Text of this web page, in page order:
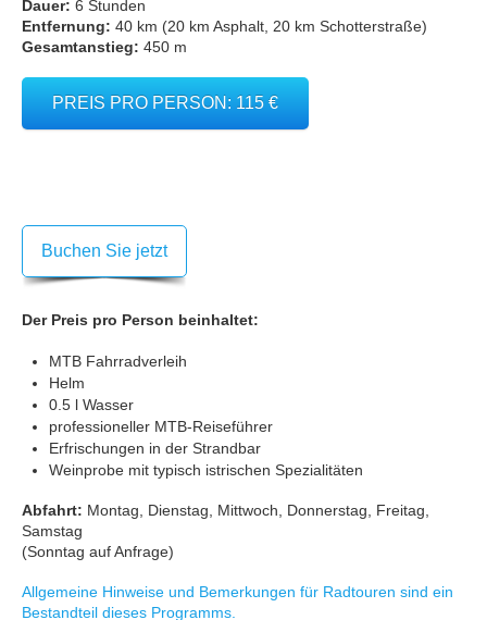
Dauer: 6 Stunden
Entfernung: 40 km (20 km Asphalt, 20 km Schotterstraße)
Gesamtanstieg: 450 m
PREIS PRO PERSON: 115 €
Buchen Sie jetzt
Der Preis pro Person beinhaltet:
MTB Fahrradverleih
Helm
0.5 l Wasser
professioneller MTB-Reiseführer
Erfrischungen in der Strandbar
Weinprobe mit typisch istrischen Spezialitäten
Abfahrt: Montag, Dienstag, Mittwoch, Donnerstag, Freitag,
Samstag
(Sonntag auf Anfrage)
Allgemeine Hinweise und Bemerkungen für Radtouren sind ein
Bestandteil dieses Programms.